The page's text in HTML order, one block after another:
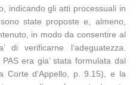
indicando gli atti processuali in
state proposte e, almeno,
in modo da consentire al
di verificarne l’adeguatezza.
era gia’ stata formulata dal
Corte d’Appello, p. 9.15), e la